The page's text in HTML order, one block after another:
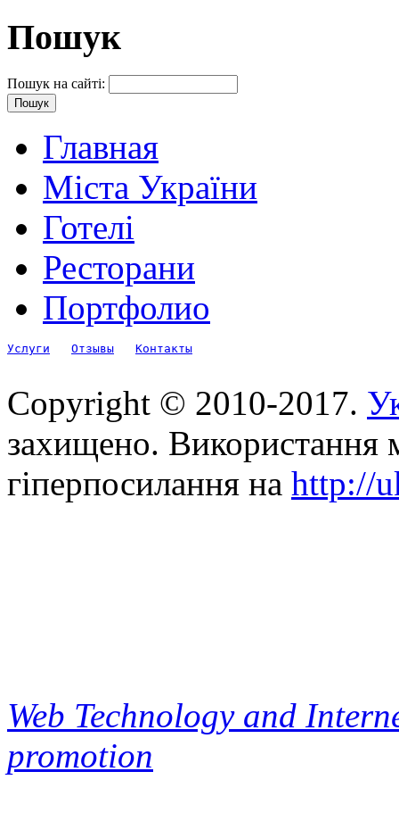
Пошук
Пошук на сайті:
Главная
Міста України
Готелі
Ресторани
Портфолио
Услуги Отзывы Контакты
Copyright © 2010-2017.
захищено. Використання
гіперпосилання на http://
Web Technology and
promotion